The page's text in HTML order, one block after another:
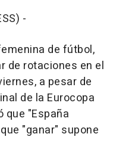
-
de fútbol,
de rotaciones en el
a pesar de
de la Eurocopa
que "España
"ganar" supone